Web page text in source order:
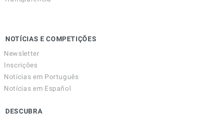
NOTÍCIAS E COMPETIÇÕES
Newsletter
Inscrições
Notícias em Português
Notícias em Español
DESCUBRA